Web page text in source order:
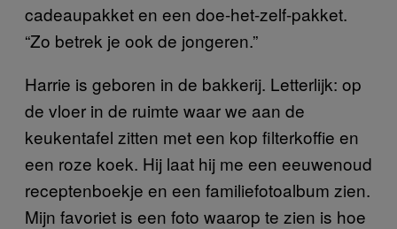
cadeaupakket en een doe-het-zelf-pakket.
“Zo betrek je ook de jongeren.”
Harrie is geboren in de bakkerij. Letterlijk: op
de vloer in de ruimte waar we aan de
keukentafel zitten met een kop filterkoffie en
een roze koek. Hij laat hij me een eeuwenoud
receptenboekje en een familiefotoalbum zien.
Mijn favoriet is een foto waarop te zien is hoe